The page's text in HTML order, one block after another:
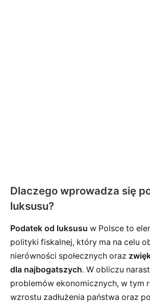
Dlaczego wprowadza się
luksusu?
Podatek od luksusu w Polsce to
polityki fiskalnej, który ma na celu
nierówności społecznych oraz
dla najbogatszych. W obliczu
problemów ekonomicznych, w tym
wzrostu zadłużenia państwa oraz